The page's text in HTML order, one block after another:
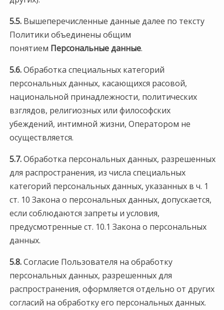
5.5. Вышеперечисленные данные далее по тексту
Политики объединены общим
понятием Персональные данные.
5.6.Обработка специальных категорий
персональных данных, касающихся расовой,
национальной принадлежности, политических
взглядов, религиозных или философских
убеждений, интимной жизни, Оператором не
осуществляется.
5.7.Обработка персональных данных, разрешенных
для распространения, из числа специальных
категорий персональных данных, указанных в ч. 1
ст. 10 Закона о персональных данных, допускается,
если соблюдаются запреты и условия,
предусмотренные ст. 10.1 Закона о персональных
данных.
5.8.Согласие Пользователя на обработку
персональных данных, разрешенных для
распространения, оформляется отдельно от других
согласий на обработку его персональных данных.